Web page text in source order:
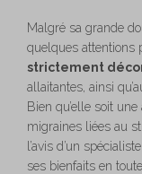
Malgré sa grande
quelques attentions
strictement
allaitantes, ainsi
Bien qu’elle soit
migraines liées au
l’avis d’un
ses bienfaits en